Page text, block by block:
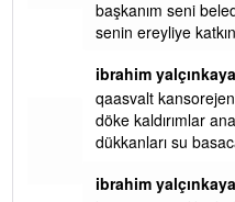
başkanım seni belediye
senin ereyliye katkın çok
ibrahim yalçınkaya
qaasvalt kansorejen
döke kaldırımlar ana
dükkanları su basacak ma
ibrahim yalçınkaya